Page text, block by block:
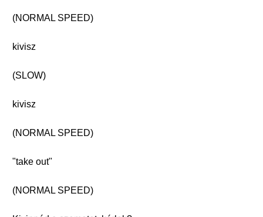
(NORMAL SPEED)
kivisz
(SLOW)
kivisz
(NORMAL SPEED)
"take out"
(NORMAL SPEED)